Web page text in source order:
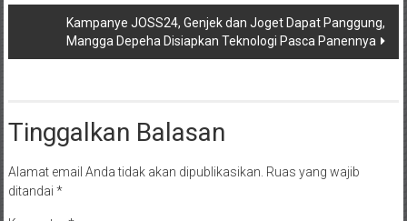
Kampanye JOSS24, Genjek dan Joget Dapat Panggung,
Mangga Depeha Disiapkan Teknologi Pasca Panennya
Tinggalkan Balasan
Alamat email Anda tidak akan dipublikasikan. Ruas yang wajib
ditandai *